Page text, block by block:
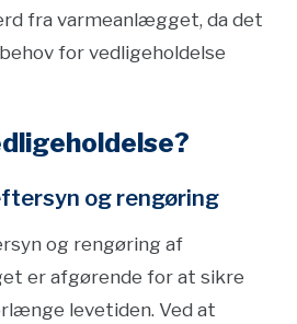
fra varmeanlægget, da det
for vedligeholdelse
og rengøring
og rengøring af
er afgørende for at sikre
levetiden. Ved at